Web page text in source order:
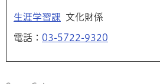
生涯学習課 文化財係
電話： 03-5722-9320